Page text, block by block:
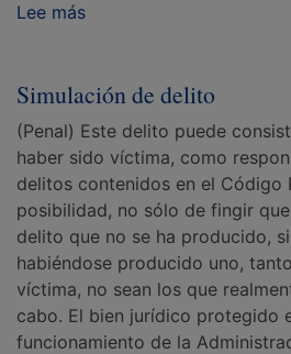
Lee más
Simulación de delito
(Penal) Este delito puede
haber sido víctima, como
delitos contenidos en el Código
posibilidad, no sólo de fingir
delito que no se ha producido,
habiéndose producido uno,
víctima, no sean los que
cabo. El bien jurídico protegido
funcionamiento de la